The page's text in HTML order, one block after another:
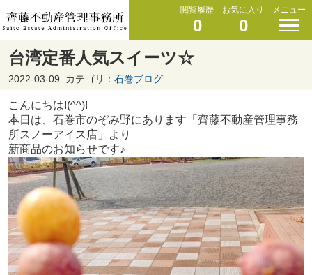
閲覧履歴
0
お気に入り
0
メニュー
台湾定番人気スイーツ☆
2022-03-09 カテゴリ： 石巻ブログ
こんにちは!(^^)!
本日は、石巻市のぞみ野にあります「齊藤不動産管理事務
所スノーアイス店」より
新商品のお知らせです♪